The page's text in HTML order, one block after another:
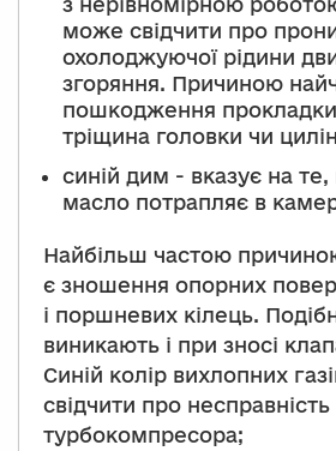
може свідчити про
охолоджуючої рідини
згоряння. Причиною
пошкодження
тріщина головки чи
синій дим - вказує на
масло потрапляє в
Найбільш частою
є зношення опорних
і поршневих кілець.
виникають і при зносі
Синій колір вихлопних
свідчити про несправність
турбокомпресора;